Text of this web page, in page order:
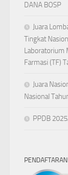
DANA BOSP
Juara
Tingkat
Laboratorium
Farmasi (TF)
Juara
Nasional
PPDB